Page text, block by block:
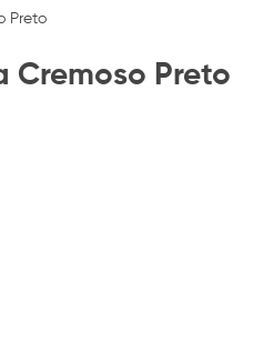
Preto
Cremoso Preto